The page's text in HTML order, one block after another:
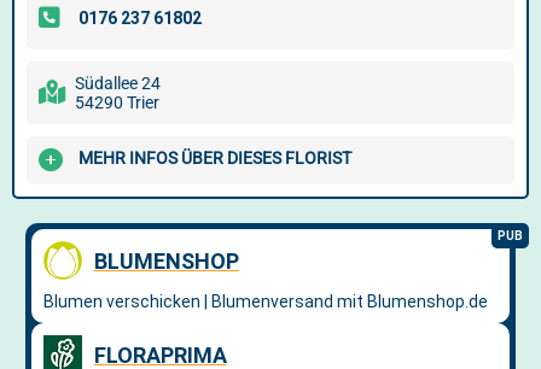
Südallee 24
54290 Trier
MEHR INFOS ÜBER DIESES FLORIST